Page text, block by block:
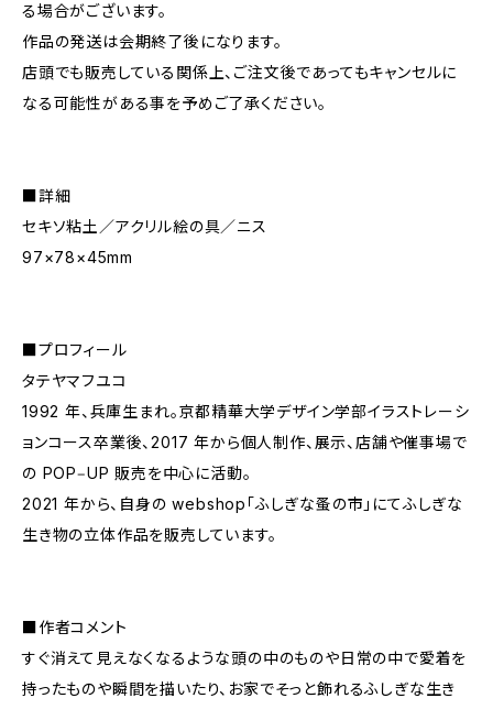
る場合がございます。
作品の発送は会期終了後になります。
店頭でも販売している関係上、ご注文後であってもキャンセルに
なる可能性がある事を予めご了承ください。
■詳細
セキソ粘土／アクリル絵の具／ニス
97×78×45mm
■プロフィール
タテヤマフユコ
1992 年、兵庫生まれ。京都精華大学デザイン学部イラストレーシ
ョンコース卒業後、2017 年から個人制作、展示、店舗や催事場で
の POP‒UP 販売を中心に活動。
2021 年から、自身の webshop「ふしぎな蚤の市」にてふしぎな
生き物の立体作品を販売しています。
■作者コメント
すぐ消えて見えなくなるような頭の中のものや日常の中で愛着を
持ったものや瞬間を描いたり、お家でそっと飾れるふしぎな生き